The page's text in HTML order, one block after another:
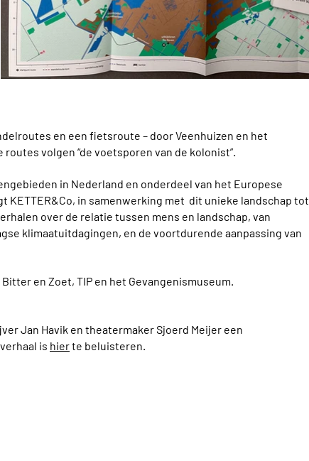
en een fietsroute – door Veenhuizen en het
volgen “de voetsporen van de kolonist”.
in Nederland en onderdeel van het Europese
in samenwerking met dit unieke landschap tot
over de relatie tussen mens en landschap, van
klimaatuitdagingen, en de voortdurende aanpassing van
en Zoet, TIP en het Gevangenismuseum.
Jan Havik en theatermaker Sjoerd Meijer een
is hierte beluisteren.